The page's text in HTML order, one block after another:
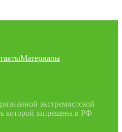
Материалы
экстремистской
которой запрещена в РФ